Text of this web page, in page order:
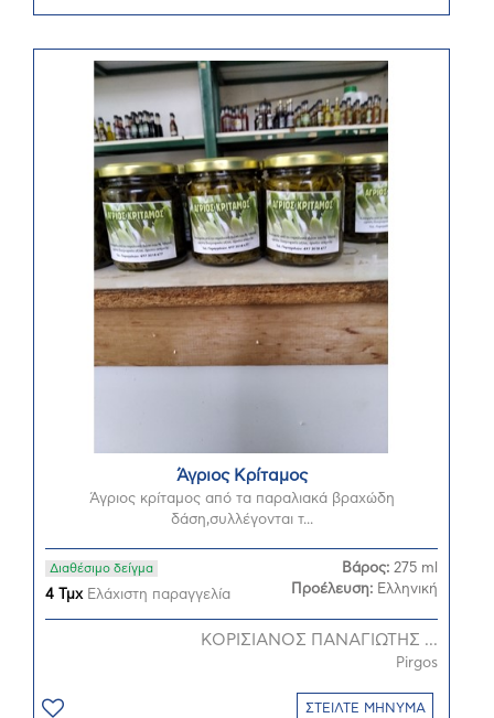
Άγριος Κρίταμος
Άγριος κρίταμος από τα παραλιακά βραχώδη
δάση,συλλέγονται τ...
Διαθέσιμο δείγμα
4 ΤμχΕλάχιστη παραγγελία
Βάρος: 275 ml
Προέλευση: Ελληνική
ΚΟΡΙΣΙΑΝΟΣ ΠΑΝΑΓΙΩΤΗΣ ...
Pirgos
ΣΤΕΙΛΤΕ ΜΗΝΥΜΑ